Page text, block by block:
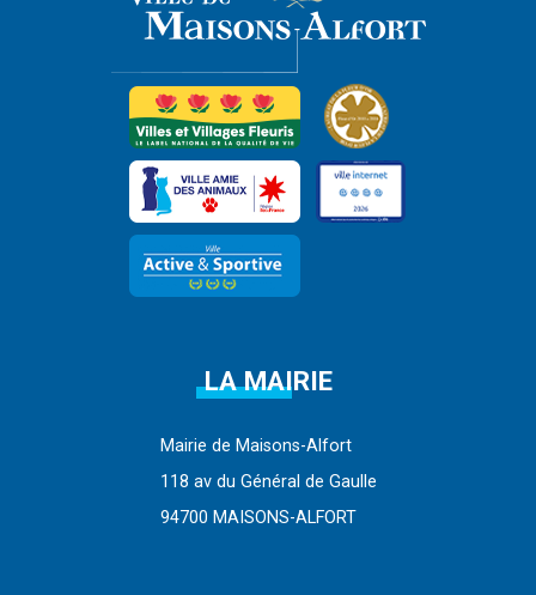
LA MAIRIE
Mairie de Maisons-Alfort
118 av du Général de Gaulle
94700 MAISONS-ALFORT